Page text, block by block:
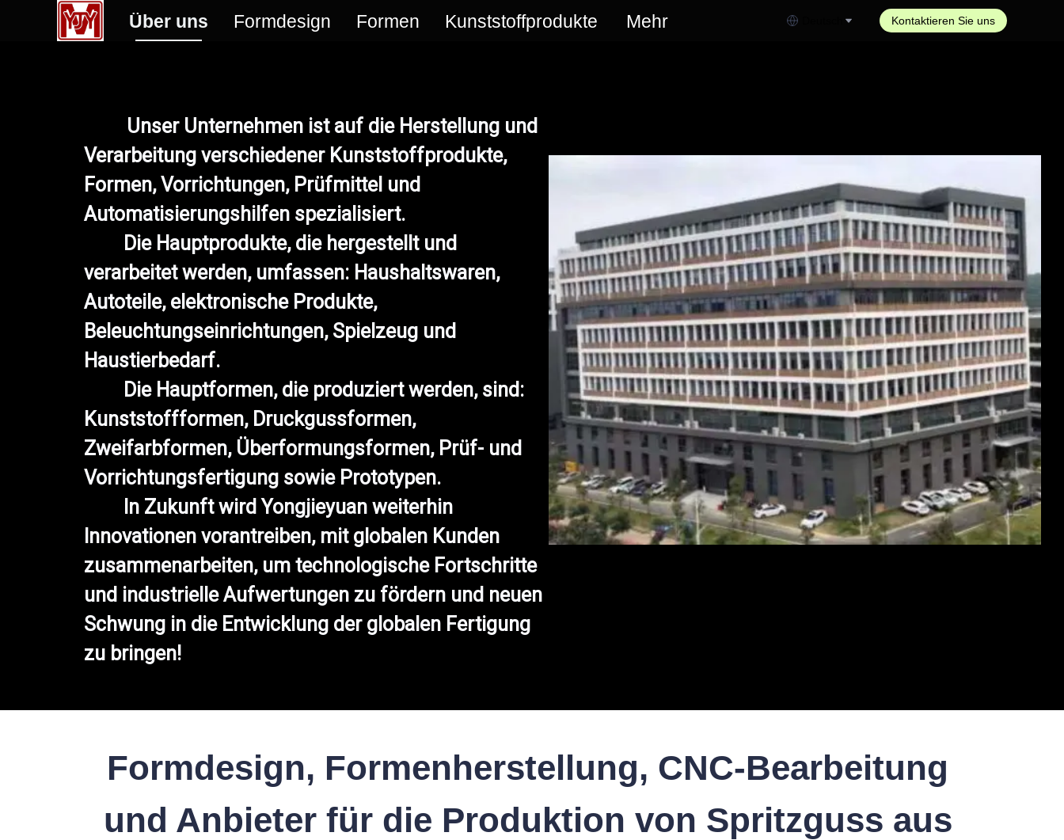
Über uns Formdesign Formen Kunststoffprodukte Mehr Kontaktieren Sie uns
Unser Unternehmen ist auf die Herstellung und
Verarbeitung verschiedener Kunststoffprodukte,
Formen, Vorrichtungen, Prüfmittel und
Automatisierungshilfen spezialisiert.
Die Hauptprodukte, die hergestellt und
verarbeitet werden, umfassen: Haushaltswaren,
Autoteile, elektronische Produkte,
Beleuchtungseinrichtungen, Spielzeug und
Haustierbedarf.
Die Hauptformen, die produziert werden, sind:
Kunststoffformen, Druckgussformen,
Zweifarbformen, Überformungsformen, Prüf- und
Vorrichtungsfertigung sowie Prototypen.
In Zukunft wird Yongjieyuan weiterhin
Innovationen vorantreiben, mit globalen Kunden
zusammenarbeiten, um technologische Fortschritte
und industrielle Aufwertungen zu fördern und neuen
Schwung in die Entwicklung der globalen Fertigung
zu bringen!
Formdesign, Formenherstellung, CNC-Bearbeitung
und Anbieter für die Produktion von Spritzguss aus